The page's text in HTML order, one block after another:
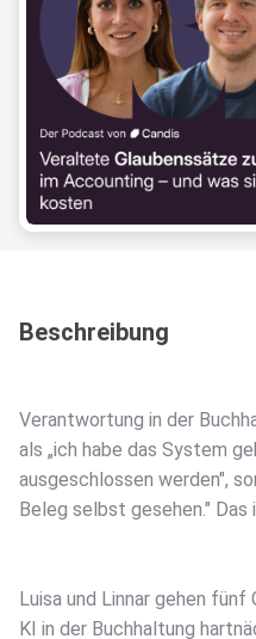
Beschreibung
Verantwortung in der
als „ich habe das System
ausgeschlossen werden",
Beleg selbst gesehen."
Luisa und Linnar gehen
KI in der Buchhaltung